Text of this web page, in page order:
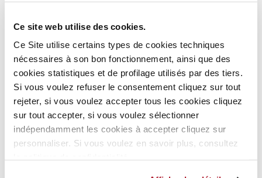
Ce site web utilise des cookies.
Ce Site utilise certains types de cookies techniques
nécessaires à son bon fonctionnement, ainsi que des
cookies statistiques et de profilage utilisés par des tiers.
Si vous voulez refuser le consentement cliquez sur tout
rejeter, si vous voulez accepter tous les cookies cliquez
sur tout accepter, si vous voulez sélectionner
indépendamment les cookies à accepter cliquez sur
personnaliser. Si vous voulez en savoir plus, consultez
choisies
sur
la
page
du
produit
sur
la
page
du
produit
ROUGE À LÈVRES RED
TOUCH
Rouges à lèvres
EN SAVOIR PLUS
Ce
produit
a
LAQUE À LÈVRES FLUID
VELVET MAT
Rouges à lèvres
EN SAVOIR PLUS
Ce
produit
a